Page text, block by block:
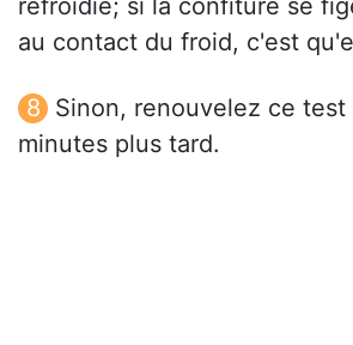
refroidie; si la confiture se
au contact du froid, c'est
Sinon, renouvelez ce test
minutes plus tard.